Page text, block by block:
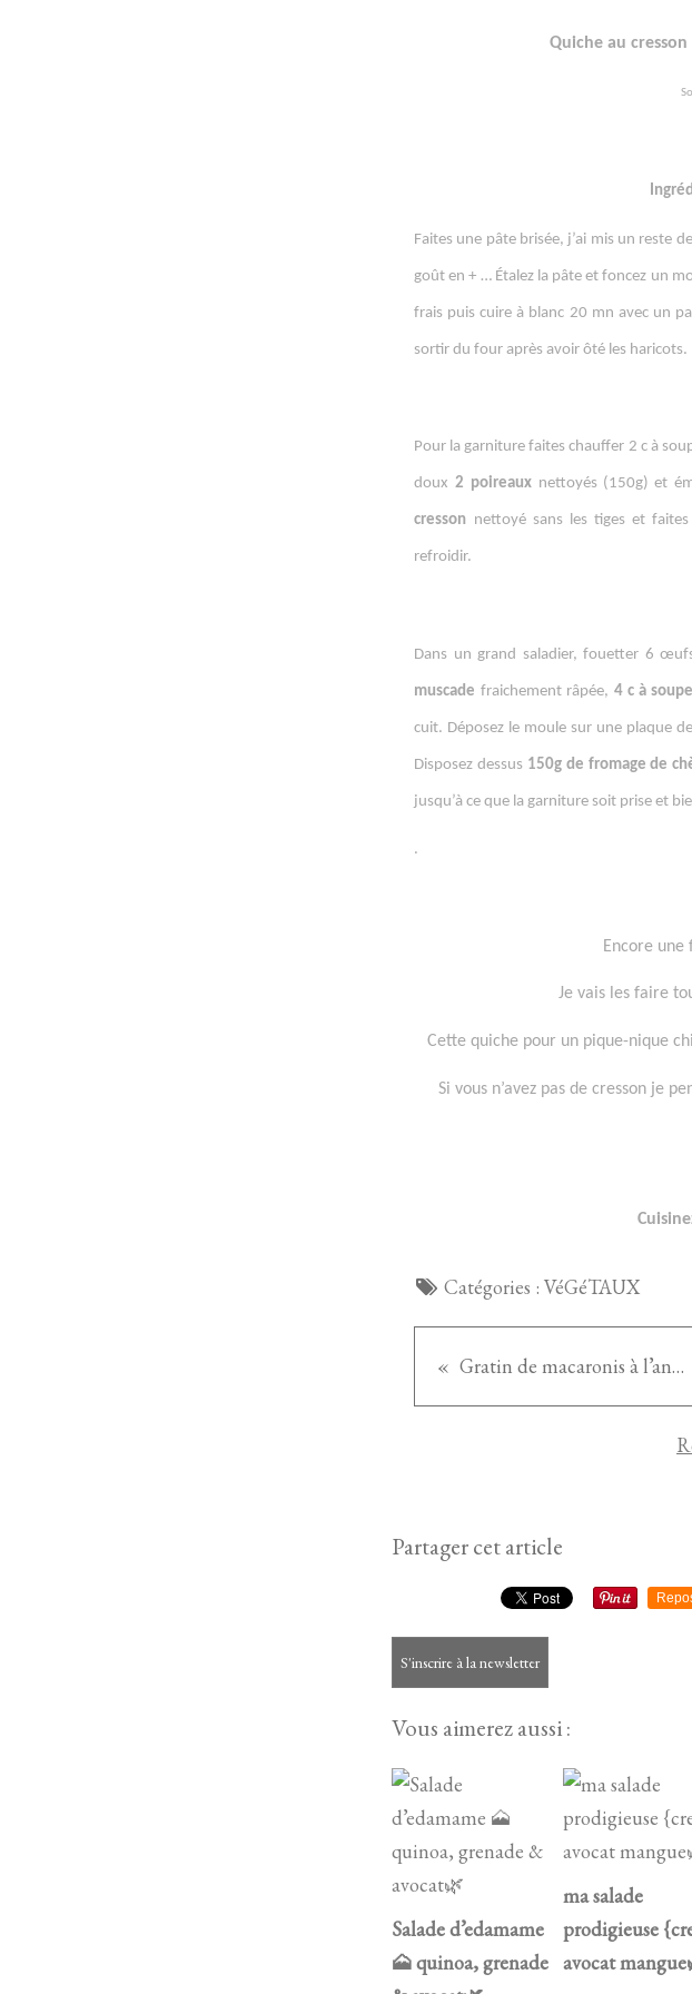
Quiche au
Faites une pâte brisée, j’ai mis un reste
goût en + … Étalez la pâte et foncez un
frais puis cuire à blanc 20 mn avec un
sortir du four après avoir ôté les haricots.
Pour la garniture faites chauffer 2 c à
doux 2 poireaux nettoyés (150g) et
cresson nettoyé sans les tiges et
refroidir.
Dans un grand saladier, fouetter 6
muscade fraichement râpée, 4 c à
cuit. Déposez le moule sur une plaque
Disposez dessus 150g de fromage de
jusqu’à ce que la garniture soit prise et
.
Encore une
Je vais les faire
Cette quiche pour un pique-nique
Si vous n’avez pas de cresson je
Catégories :VéGéTAUX
Gratin de macaronis à l’andouille de Guéméné
Partager cet article
S'inscrire à la newsletter
Vous aimerez aussi :
Salade d’edamame
🗻 quinoa, grenade
ma salade
prodigieuse
avocat